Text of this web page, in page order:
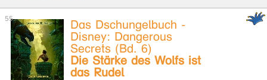
Das Dschungelbuch -
Disney: Dangerous
Secrets (Bd. 6)
Die Stärke des Wolfs ist
das Rudel